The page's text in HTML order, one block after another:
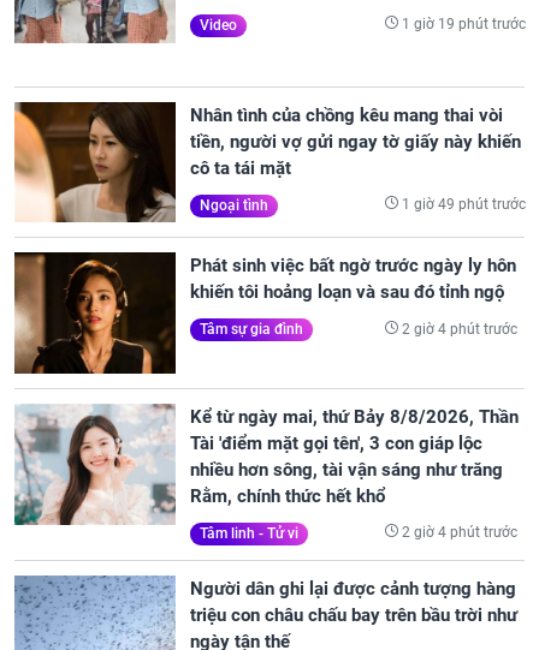
Video 1 giờ 19 phút trước
Nhân tình của chồng kêu mang thai vòi
tiền, người vợ gửi ngay tờ giấy này khiến
cô ta tái mặt
Ngoại tình 1 giờ 49 phút trước
Phát sinh việc bất ngờ trước ngày ly hôn
khiến tôi hoảng loạn và sau đó tỉnh ngộ
Tâm sự gia đình 2 giờ 4 phút trước
Kể từ ngày mai, thứ Bảy 8/8/2026, Thần
Tài 'điểm mặt gọi tên', 3 con giáp lộc
nhiều hơn sông, tài vận sáng như trăng
Rằm, chính thức hết khổ
Tâm linh - Tử vi 2 giờ 4 phút trước
Người dân ghi lại được cảnh tượng hàng
triệu con châu chấu bay trên bầu trời như
ngày tận thế